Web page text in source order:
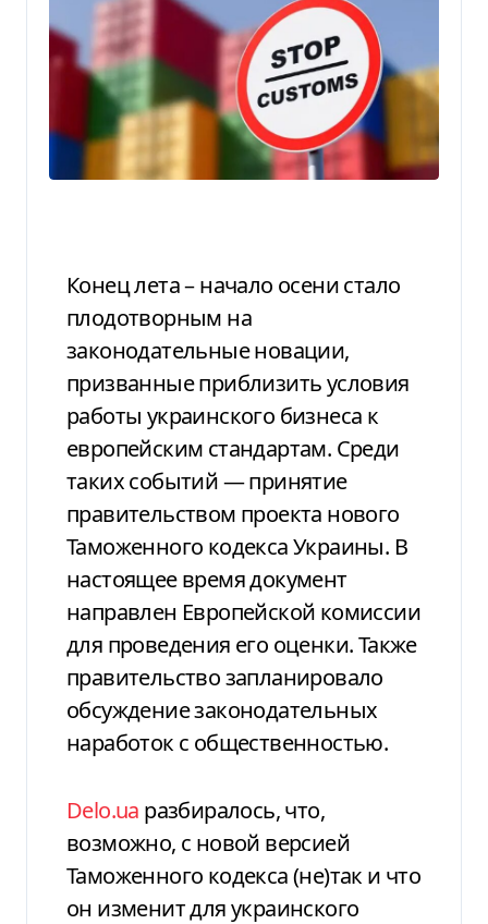
Конец лета – начало осени стало
плодотворным на
законодательные новации,
призванные приблизить условия
работы украинского бизнеса к
европейским стандартам. Среди
таких событий — принятие
правительством проекта нового
Таможенного кодекса Украины. В
настоящее время документ
направлен Европейской комиссии
для проведения его оценки. Также
правительство запланировало
обсуждение законодательных
наработок с общественностью.
Delo.ua разбиралось, что,
возможно, с новой версией
Таможенного кодекса (не)так и что
он изменит для украинского